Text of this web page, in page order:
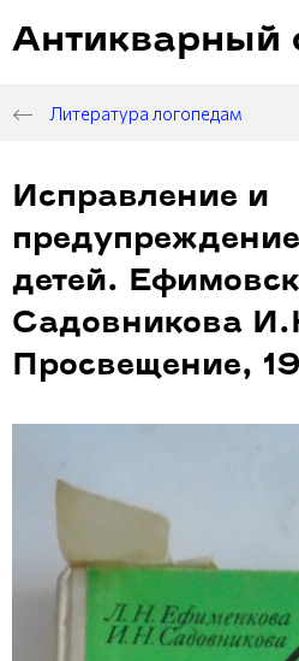
Антикварный
Литература логопедам
Исправление и
детей.
Садовникова
Просвещение,